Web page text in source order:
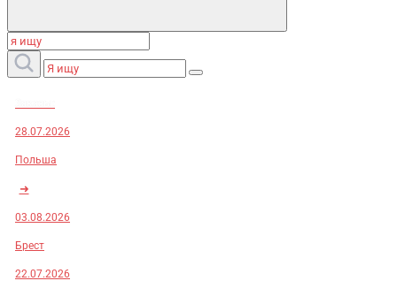
28.07.2026
Польша
➜
03.08.2026
Брест
22.07.2026